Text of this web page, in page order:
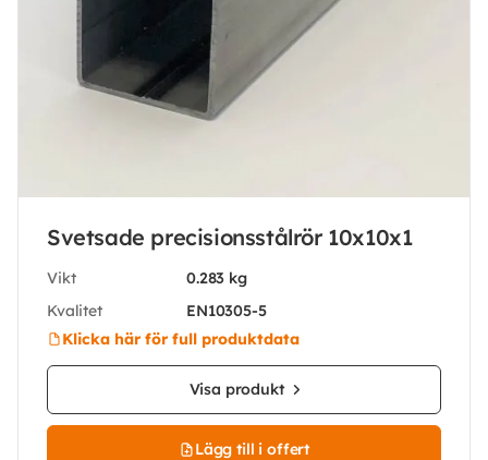
Svetsade precisionsstålrör 10x10x1
Vikt
0.283 kg
Kvalitet
EN10305-5
Klicka här för full produktdata
Visa produkt
Lägg till i offert